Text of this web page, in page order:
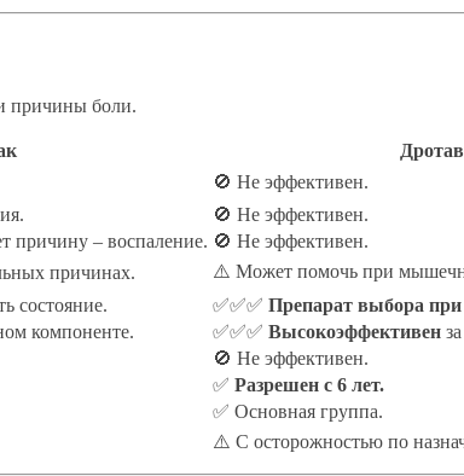
причины боли.
🚫 Не эффективен.
🚫 Не эффективен.
причину – воспаление. 🚫 Не эффективен.
причинах.
⚠️ Может помочь при
состояние. ✅✅✅ Препарат выбора при
компоненте. ✅✅✅ Высокоэффективен
🚫 Не эффективен.
✅ Разрешен с 6 лет.
✅ Основная группа.
⚠️ С осторожностью по